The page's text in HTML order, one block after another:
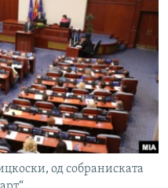
од собраниската